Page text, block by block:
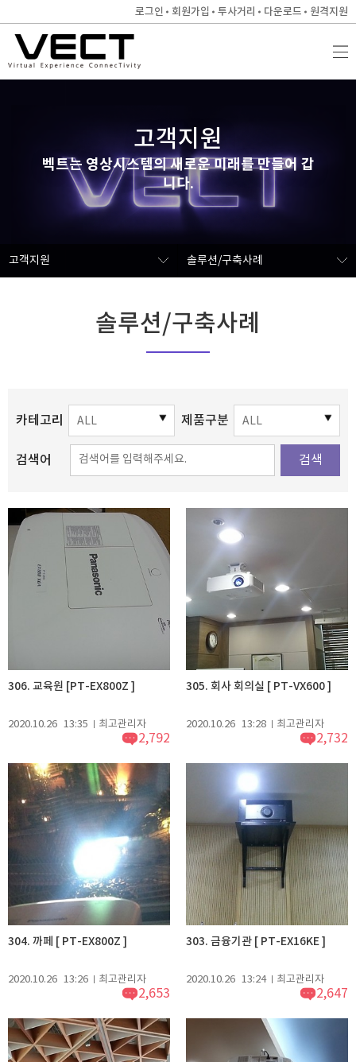
로그인 회원가입 투사거리 다운로드 원격지원
고객지원
벡트는 영상시스템의 새로운 미래를 만들어 갑
니다.
고객지원 솔루션/구축사례
솔루션/구축사례
카테고리 제품구분
검색어 검색
306. 교육원 [PT-EX800Z ]
2020.10.26 13:35 최고관리자
2,792
305. 회사 회의실 [ PT-VX600 ]
2020.10.26 13:28 최고관리자
2,732
304. 까페 [ PT-EX800Z ]
2020.10.26 13:26 최고관리자
2,653
303. 금융기관 [ PT-EX16KE ]
2020.10.26 13:24 최고관리자
2,647